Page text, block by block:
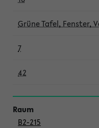
Grüne Tafel, Fenster,
7
42
B2-215